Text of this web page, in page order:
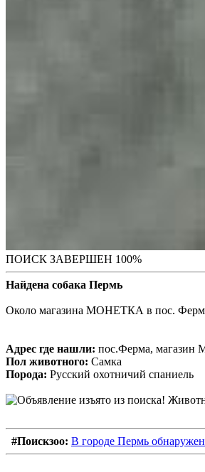
ПОИСК ЗАВЕРШЕН 100%
Найдена собака Пермь
Около магазина МОНЕТКА в пос. Ферма
Адрес где нашли: пос.Ферма,
Пол животного: Самка
Порода: Русский охотничий спаниель
#Поискзоо: В городе Пермь